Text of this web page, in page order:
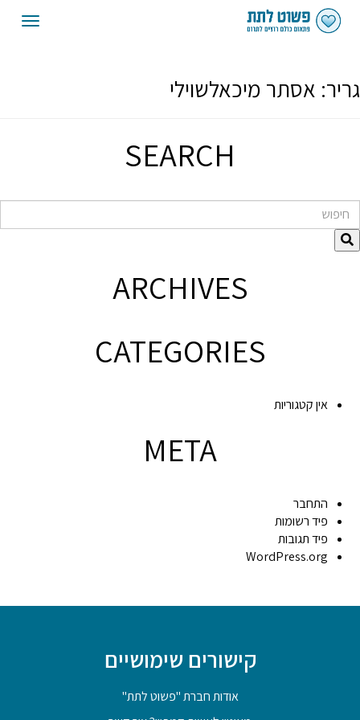
גריר: אסתר מיכאלשוילי
SEARCH
חיפוש
ARCHIVES
CATEGORIES
אין קטגוריות
META
התחבר
פיד רשומות
פיד תגובות
WordPress.org
קישורים שימושיים
אודות חברת "פשוט לתת"